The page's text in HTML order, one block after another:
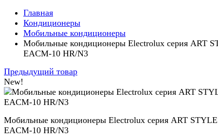
Главная
Кондиционеры
Мобильные кондиционеры
Мобильные кондиционеры Electrolux серия ART
EACM-10 HR/N3
Предыдущий товар
New!
Мобильные кондиционеры Electrolux серия ART STYLE
EACM-10 HR/N3